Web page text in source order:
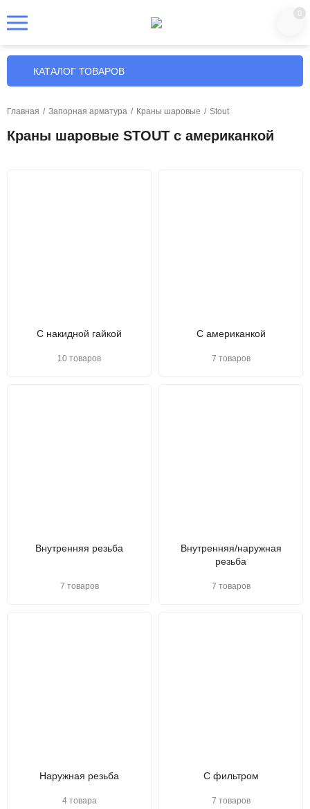
0
КАТАЛОГ ТОВАРОВ
Главная / Запорная арматура / Краны шаровые / Stout
Краны шаровые STOUT с американкой
С накидной гайкой
10 товаров
С американкой
7 товаров
Внутренняя резьба
7 товаров
Внутренняя/наружная
резьба
7 товаров
Наружная резьба
4 товара
С фильтром
7 товаров